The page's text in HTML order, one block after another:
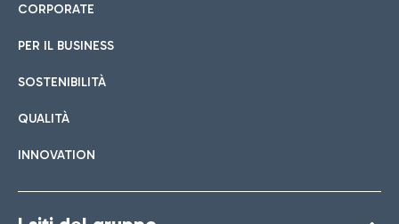
CORPORATE
PER IL BUSINESS
SOSTENIBILITÀ
QUALITÀ
INNOVATION